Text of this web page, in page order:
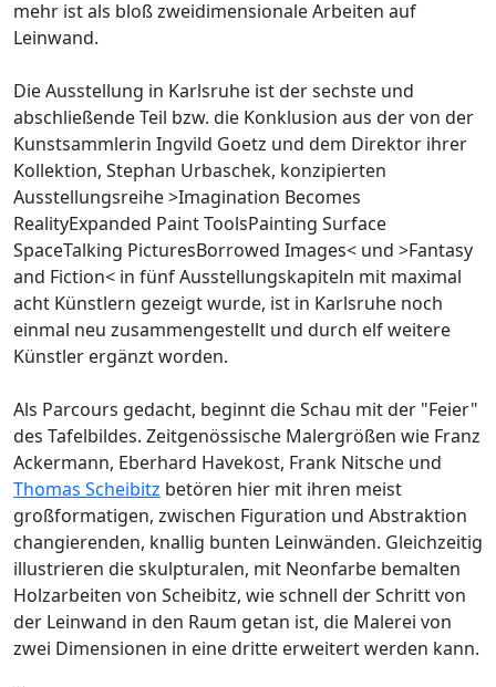
mehr ist als bloß zweidimensionale Arbeiten auf
Leinwand.
Die Ausstellung in Karlsruhe ist der sechste und
abschließende Teil bzw. die Konklusion aus der von der
Kunstsammlerin Ingvild Goetz und dem Direktor ihrer
Kollektion, Stephan Urbaschek, konzipierten
Ausstellungsreihe >Imagination Becomes
RealityExpanded Paint ToolsPainting Surface
SpaceTalking PicturesBorrowed Images< und >Fantasy
and Fiction< in fünf Ausstellungskapiteln mit maximal
acht Künstlern gezeigt wurde, ist in Karlsruhe noch
einmal neu zusammengestellt und durch elf weitere
Künstler ergänzt worden.
Als Parcours gedacht, beginnt die Schau mit der "Feier"
des Tafelbildes. Zeitgenössische Malergrößen wie Franz
Ackermann, Eberhard Havekost, Frank Nitsche und
Thomas Scheibitz betören hier mit ihren meist
großformatigen, zwischen Figuration und Abstraktion
changierenden, knallig bunten Leinwänden. Gleichzeitig
illustrieren die skulpturalen, mit Neonfarbe bemalten
Holzarbeiten von Scheibitz, wie schnell der Schritt von
der Leinwand in den Raum getan ist, die Malerei von
zwei Dimensionen in eine dritte erweitert werden kann.